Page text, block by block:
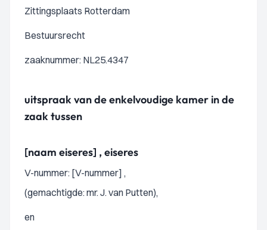
Zittingsplaats Rotterdam
Bestuursrecht
zaaknummer: NL25.4347
uitspraak van de enkelvoudige kamer in de
zaak tussen
[naam eiseres] , eiseres
V-nummer: [V-nummer] ,
(gemachtigde: mr. J. van Putten),
en